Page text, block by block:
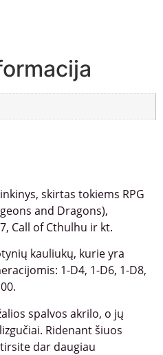
skirtas tokiems RPG
and Dragons),
Call of Cthulhu ir kt.
kauliukų, kurie yra
1-D4, 1-D6, 1-D8,
spalvos akrilo, o jų
Ridenant šiuos
dar daugiau